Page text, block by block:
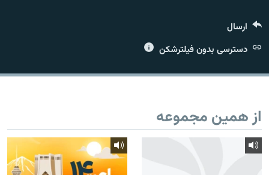
زبان‌های دیگر
ارسال
دسترسی بدون فیلترشکن
از همین مجموعه